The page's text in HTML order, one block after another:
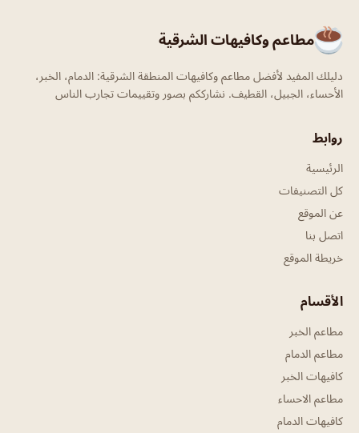
مطاعم وكافيهات الشرقية
دليلك المفيد لأفضل مطاعم وكافيهات المنطقة الشرقية: الدمام، الخبر،
الأحساء، الجبيل، القطيف. نشارككم بصور وتقييمات تجارب الناس
روابط
الرئيسية
كل التصنيفات
عن الموقع
اتصل بنا
خريطة الموقع
الأقسام
مطاعم الخبر
مطاعم الدمام
كافيهات الخبر
مطاعم الاحساء
كافيهات الدمام